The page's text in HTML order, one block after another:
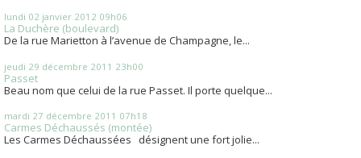
lundi 02 janvier 2012 09h06
La Duchère (boulevard)
De la rue Marietton à l’avenue de Champagne, le...
jeudi 29 décembre 2011 23h00
Passet
Beau nom que celui de la rue Passet. Il porte quelque...
mardi 27 décembre 2011 07h18
Carmes Déchaussés (montée)
Les Carmes Déchaussées désignent une fort jolie...